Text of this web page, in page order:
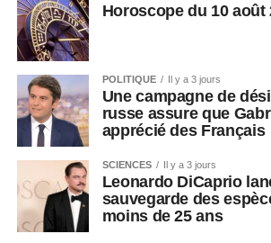
Horoscope du 10 août
POLITIQUE Il y a 3 jours
Une campagne de
russe assure que
apprécié des Français
SCIENCES Il y a 3 jours
Leonardo DiCaprio
sauvegarde des
moins de 25 ans